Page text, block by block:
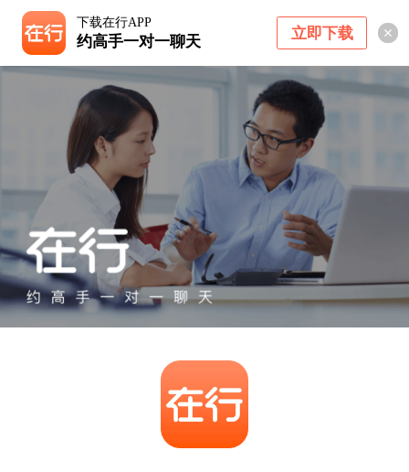
下载在行APP
约高手一对一聊天 立即下载